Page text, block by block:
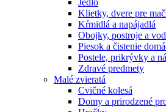
Klietky, dvere pre
Kŕmidlá a napájadlá
Obojky, postroje a
Piesok a čistenie
Postele, prikrývky a
Zdravé predmety
Malé zvieratá
Cvičné kolesá
Domy a prirodzené